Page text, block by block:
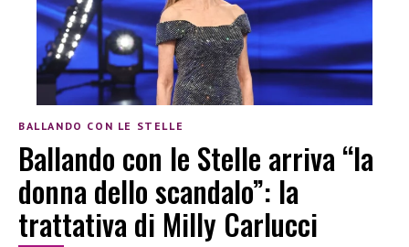
BALLANDO CON LE STELLE
Ballando con le Stelle arriva “la
donna dello scandalo”: la
trattativa di Milly Carlucci